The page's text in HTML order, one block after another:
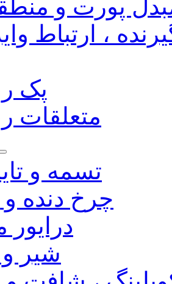
پورت و
، ارتباط
پک
متعلقات
تسمه و
چرخ دنده و
درایور
شیر